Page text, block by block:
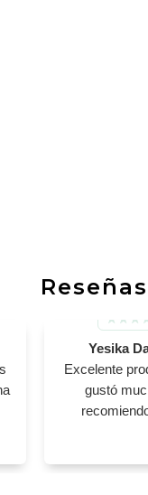
Yesika
Excelente
gustó